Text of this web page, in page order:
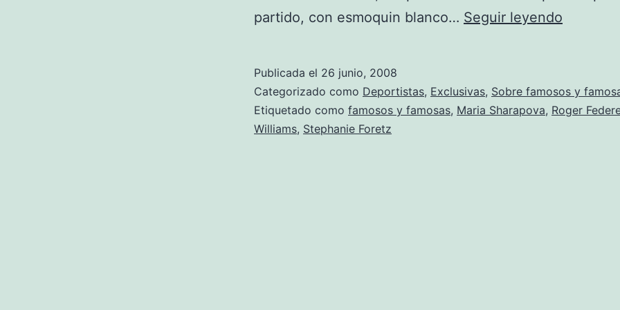
partido, con esmoquin blanco… Seguir leyendo
Publicada el 26 junio, 2008
Categorizado como Deportistas, Exclusivas, Sobre famosos y
Etiquetado como famosos y famosas, Maria Sharapova, Roger
Williams, Stephanie Foretz